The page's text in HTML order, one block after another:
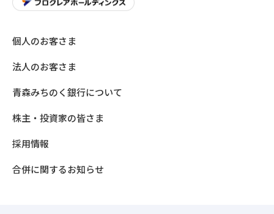
個人のお客さま
法人のお客さま
青森みちのく銀行について
株主・投資家の皆さま
採用情報
合併に関するお知らせ